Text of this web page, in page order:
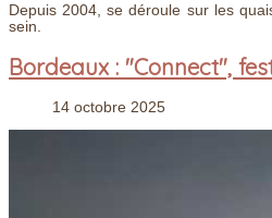
Depuis 2004, se déroule sur les
sein.
Bordeaux : "Connect",
14 octobre 2025